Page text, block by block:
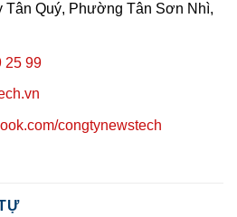
Tân Quý, Phường Tân Sơn Nhì,
25 99
congtynewstech